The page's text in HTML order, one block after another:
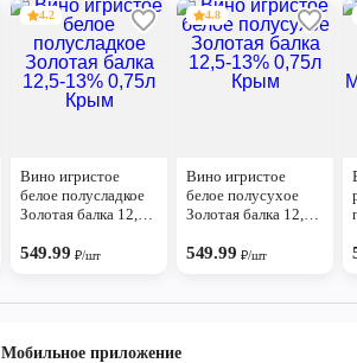
4.2
Вино игристое
белое полусладкое
Золотая балка 12,5-
549.99 ₽/шт
4.8
Вино игристое
белое полусухое
Золотая балка 12,5-
549.99 ₽/шт
Мобильное приложение